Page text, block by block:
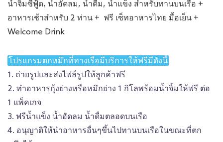
น้ำจิ้มซีฟู้ด, น้ำอัดลม, น้ำดื่ม, น้ำแข็ง สำหรับทานบนเรือ +
อาหารเช้าสำหรับ 2 ท่าน + ฟรี เซ็ทอาหารไทย มื้อเย็น +
Welcome Drink
โปรแกรมตกหมึกที่ทางเรือมีบริการให้ฟรีมีดังนี้
1. ถ่ายรูปและส่งไฟล์รูปให้ลูกค้าฟรี
2. ทำอาหารกุ้งย่างหรือหมึกย่าง 1 กิโลพร้อมน้ำจิ้มให้ฟรี ต่อ
1 แพ็คเกจ
3. ฟรีน้ำแข็ง น้ำอัดลม น้ำดื่มตลอดบนเรือ
4. อนุญาติให้นำอาหารอื่นๆขึ้นไปทานบนเรือในขณะที่ตก